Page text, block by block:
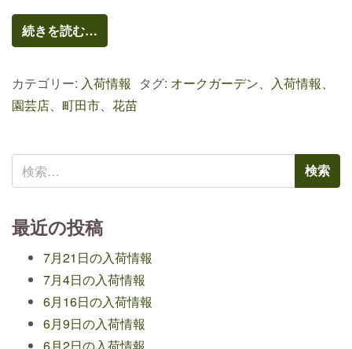
続きを読む…
カテゴリー: 入荷情報 タグ: オークガーデン、入荷情報、
園芸店、町田市、花苗
検索:
最近の投稿
7月21日の入荷情報
7月4日の入荷情報
6月16日の入荷情報
6月9日の入荷情報
6月2日の入荷情報